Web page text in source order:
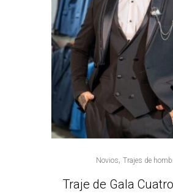
Novios, Trajes de
Traje de Gala